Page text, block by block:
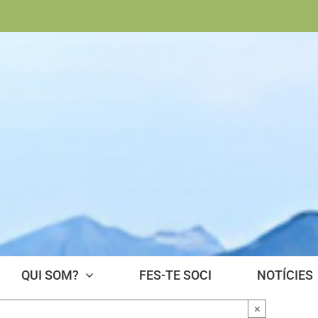
QUI SOM? FES-TE SOCI NOTÍCIES
×